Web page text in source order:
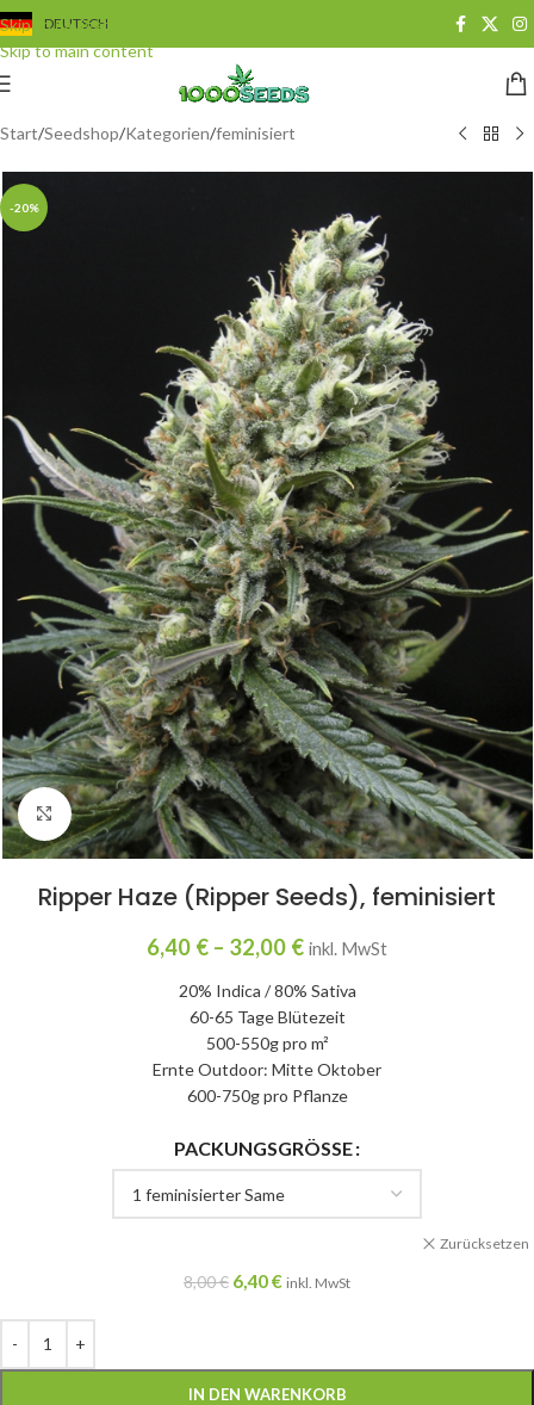
Skip to navigation
Skip to main content
DEUTSCH
Start/Seedshop/Kategorien/feminisiert
-20%
Click to enlarge
Ripper Haze (Ripper Seeds), feminisiert
6,40 € – 32,00 € inkl. MwSt
20% Indica / 80% Sativa
60-65 Tage Blütezeit
500-550g pro m²
Ernte Outdoor: Mitte Oktober
600-750g pro Pflanze
PACKUNGSGRÖSSE
Zurücksetzen
8,00€ 6,40€ inkl. MwSt
IN DEN WARENKORB